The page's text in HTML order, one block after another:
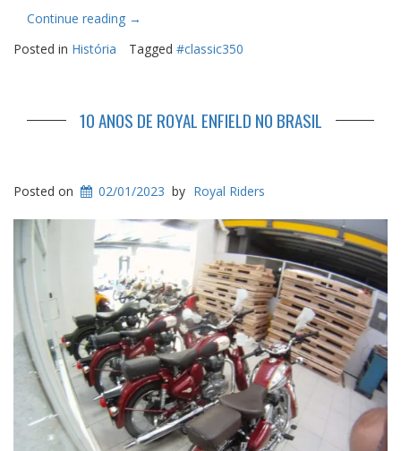
Continue reading “Significados
adesivos
→
Posted in História Tagged #classic350
10 ANOS DE ROYAL ENFIELD NO BRASIL
Posted on 02/01/2023 by Royal Riders